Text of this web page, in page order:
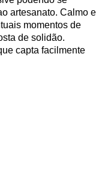
artesanato. Calmo e
momentos de
de solidão.
capta facilmente